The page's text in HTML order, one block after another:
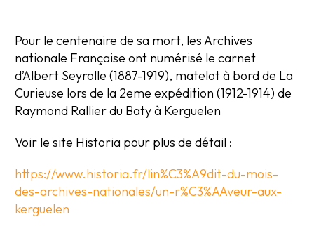
Pour le centenaire de sa mort, les Archives
nationale Française ont numérisé le carnet
d’Albert Seyrolle (1887-1919), matelot à bord de La
Curieuse lors de la 2eme expédition (1912-1914) de
Raymond Rallier du Baty à Kerguelen
Voir le site Historia pour plus de détail :
https://www.historia.fr/lin%C3%A9dit-du-mois-
des-archives-nationales/un-r%C3%AAveur-aux-
kerguelen